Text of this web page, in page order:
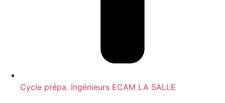
Cycle prépa. Ingénieurs ECAM LA SALLE